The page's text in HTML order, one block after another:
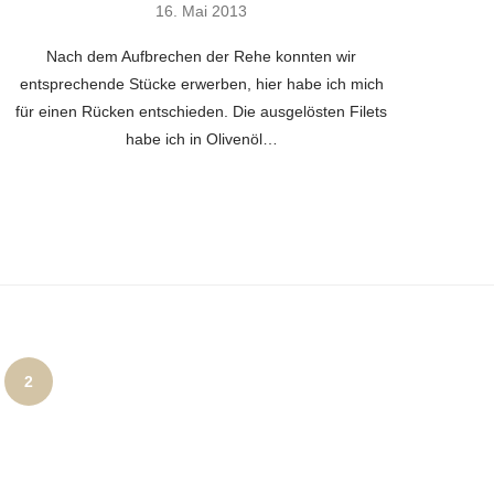
16. Mai 2013
Nach dem Aufbrechen der Rehe konnten wir
entsprechende Stücke erwerben, hier habe ich mich
für einen Rücken entschieden. Die ausgelösten Filets
habe ich in Olivenöl…
2